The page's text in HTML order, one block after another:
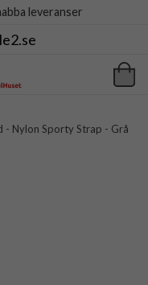
leveranser
Nylon Sporty Strap - Grå